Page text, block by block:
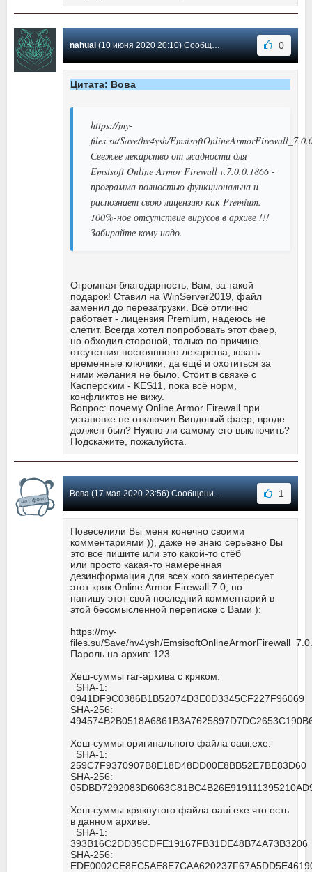
nahual (10 июня 2020 20:10) Сообщение #102 0
Цитата: Вова
https://my-
files.su/Save/hv4ysh/
Свежее лекарство от жадности для
Emsisoft Online Armor Firewall v.7.0.0.1866 -
программа полностью функциональна и
распознает свою лицензию как Premium.
100%-ное отсутствие вирусов в архиве !!!
Забирайте кому надо.
Огромная благодарность, Вам, за такой
подарок! Ставил на WinServer2019, файл
заменил до перезагрузки. Всё отлично
работает - лицензия Premium, надеюсь не
слетит. Всегда хотел попробовать этот фаер,
но обходил стороной, только по причине
отсутствия постоянного лекарства, юзать
временные ключики, да ещё и охотиться за
ними желания не было. Стоит в связке с
Касперским - KES11, пока всё норм,
конфликтов не вижу.
Вопрос: почему Online Armor Firewall при
установке не отключил Виндовый фаер, вроде
должен был? Нужно-ли самому его выключить?
Подскажите, пожалуйста.
Вова (17 мая 2020 23:56) Сообщение #101 1
Повеселили Вы меня конечно своими
комментариями )), даже не знаю серьезно Вы
это все пишите или это какой-то стёб
или просто какая-то намеренная
дезинформация для всех кого заинтересует
этот кряк Online Armor Firewall 7.0, но
напишу этот свой последний комментарий в
этой бессмысленной переписке с Вами ):
https://my-
files.su/Save/hv4ysh/
Пароль на архив: 123
Хеш-суммы rar-архива с кряком:
SHA-1:
0941DF9C0386B1B52074D3E0D3345CF227F96069
SHA-256:
Хеш-суммы оригинального файла oaui.exe:
SHA-1:
259C7F9370907B8E18D48DD00E8BB52E7BE83D60
SHA-256:
Хеш-суммы крякнутого файла oaui.exe что есть
в данном архиве:
SHA-1:
393B16C2DD35CDFE19167FB31DE48B74A73B3206
SHA-256: